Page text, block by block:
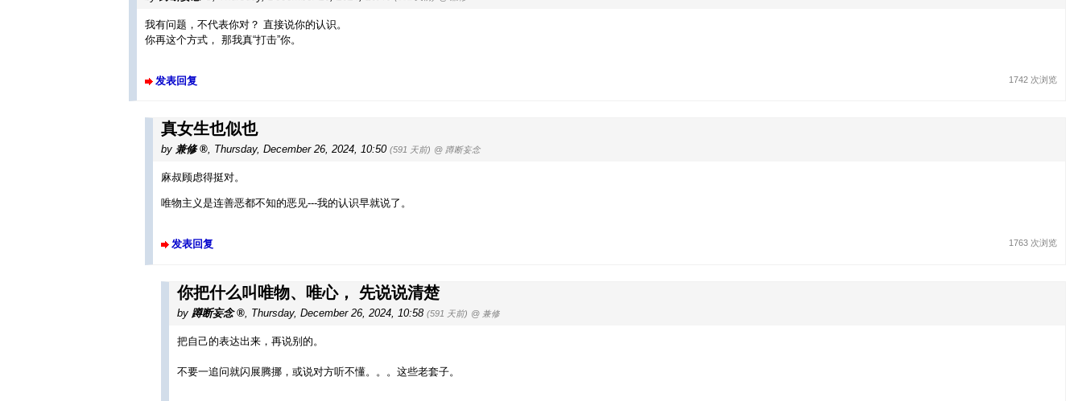
我有问题，不代表你对？ 直接说你的认识。
你再这个方式， 那我真“打击”你。
发表回复 1742 次浏览
真女生也似也
by 兼修 , Thursday, December 26, 2024, 10:50 (591 天前) @ 蹲断妄念
麻叔顾虑得挺对。
唯物主义是连善恶都不知的恶见---我的认识早就说了。
发表回复 1763 次浏览
你把什么叫唯物、唯心， 先说说清楚
by 蹲断妄念 Thursday, December 26, 2024, 10:58 (591 天前) @ 兼修
把自己的表达出来，再说别的。
不要一追问就闪展腾挪，或说对方听不懂。。。这些老套子。